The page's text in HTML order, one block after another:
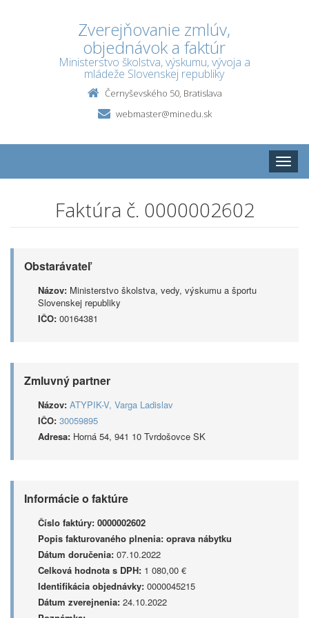
Zverejňovanie zmlúv,
objednávok a faktúr
Ministerstvo školstva, výskumu, vývoja a
mládeže Slovenskej republiky
Černyševského 50, Bratislava
webmaster@minedu.sk
Toggle
Faktúra č. 0000002602
Obstarávateľ
Názov: Ministerstvo školstva, vedy, výskumu a športu
Slovenskej republiky
IČO: 00164381
Zmluvný partner
Názov: ATYPIK-V, Varga Ladislav
IČO: 30059895
Adresa: Horná 54, 941 10 Tvrdošovce SK
Informácie o faktúre
Číslo faktúry: 0000002602
Popis fakturovaného plnenia: oprava nábytku
Dátum doručenia: 07.10.2022
Celková hodnota s DPH: 1 080,00 €
Identifikácia objednávky: 0000045215
Dátum zverejnenia: 24.10.2022